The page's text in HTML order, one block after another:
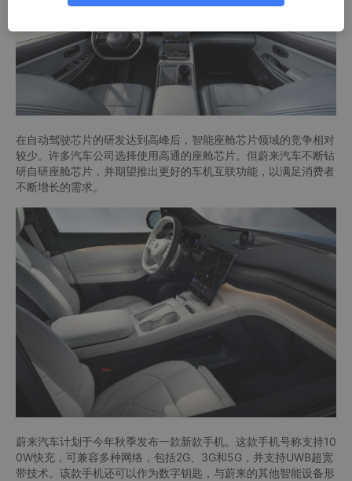
在自动驾驶芯片的研发达到高峰后，智能座舱芯片领域的竞争相对
较少。许多汽车公司选择使用高通的座舱芯片。但蔚来汽车不断钻
研自研座舱芯片，并期望推出更好的车机互联功能，以满足消费者
不断增长的需求。
蔚来汽车计划于今年秋季发布一款新款手机。这款手机号称支持10
0W快充，可兼容多种网络，包括2G、3G和5G，并支持UWB超宽
带技术。该款手机还可以作为数字钥匙，与蔚来的其他智能设备形